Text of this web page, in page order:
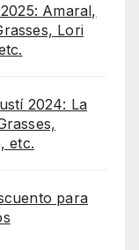
Amaral,
Lori
2024: La
etc.
para